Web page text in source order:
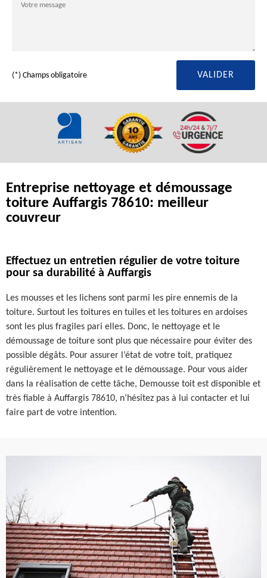
(*) Champs obligatoire
Entreprise nettoyage et démoussage
toiture Auffargis 78610: meilleur
couvreur
Effectuez un entretien régulier de votre toiture
pour sa durabilité à Auffargis
Les mousses et les lichens sont parmi les pire ennemis de la
toiture. Surtout les toitures en tuiles et les toitures en ardoises
sont les plus fragiles pari elles. Donc, le nettoyage et le
démoussage de toiture sont plus que nécessaire pour éviter des
possible dégâts. Pour assurer l’état de votre toit, pratiquez
régulièrement le nettoyage et le démoussage. Pour vous aider
dans la réalisation de cette tâche, Demousse toit est disponible et
très fiable à Auffargis 78610, n’hésitez pas à lui contacter et lui
faire part de votre intention.